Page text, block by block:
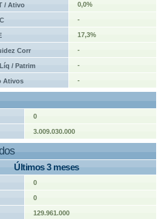
/ Ativo 0,0%
-
17,3%
Corr -
/ Patrim -
Ativos -
0
3.009.030.000
Últimos 3 meses
0
0
129.961.000